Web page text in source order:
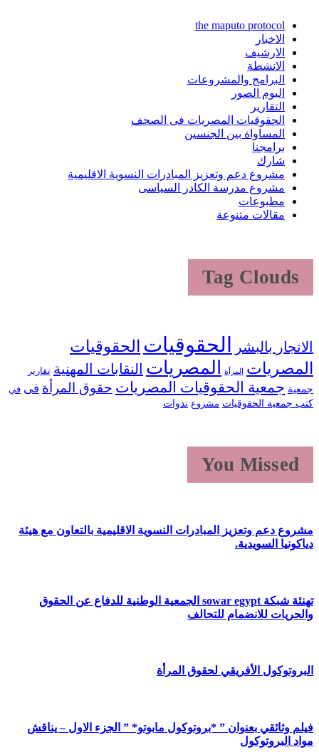
the maputo protocol
الاخبار
الارشيف
الانشطة
البرامج والمشروعات
البوم الصور
التقارير
الحقوقيات المصريات فى الصحف
المساواة بين الجنسين
برامجنا
شارك
مشروع دعم وتعزيز المبادرات النسوية الاقليمية
مشروع مدرسة الكادر السياسى
مطبوعات
مقالات متنوعة
Tag Clouds
الاتجار بالبشر الحقوقيات الحقوقيات
المصريات
المرأة المصريات النقابات المهنية تقارير
جمعية جمعية الحقوقيات المصريات حقوق المرأة فى في
كتب جمعية الحقوقيات مشروع ندوات
You Missed
مشروع دعم وتعزيز المبادرات النسوية الاقليمية بالتعاون مع هيئة
دياكونيا السويدية.
تهنئة شبكة sowar egypt الجمعية الوطنية للدفاع عن الحقوق
والحريات للانضمام للتحالف
البروتوكول الأفريقي لحقوق المرأة
فيلم وثائقي بعنوان ” *بروتوكول مابوتو* ” الجزء الاول – يناقش
مواد البروتوكول